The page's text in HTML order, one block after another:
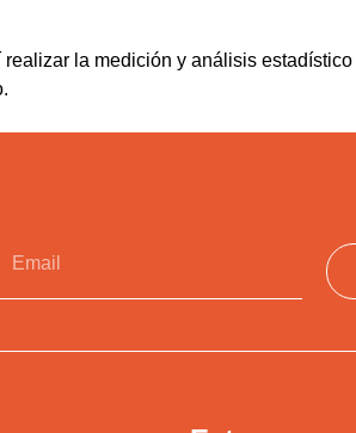
la medición y análisis